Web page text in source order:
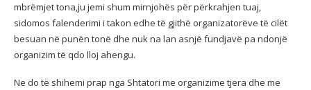
mbrëmjet tona,ju jemi shum mirnjohës për përkrahjen tuaj,
sidomos falenderimi i takon edhe të gjithë organizatorëve të cilët
besuan në punën tonë dhe nuk na lan asnjë fundjavë pa ndonjë
organizim të qdo lloj ahengu.
Ne do të shihemi prap nga Shtatori me organizime tjera dhe me